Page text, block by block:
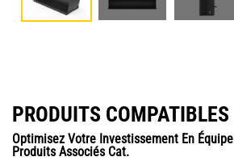
PRODUITS COMPATIBLES
Optimisez Votre Investissement En
Produits Associés Cat.